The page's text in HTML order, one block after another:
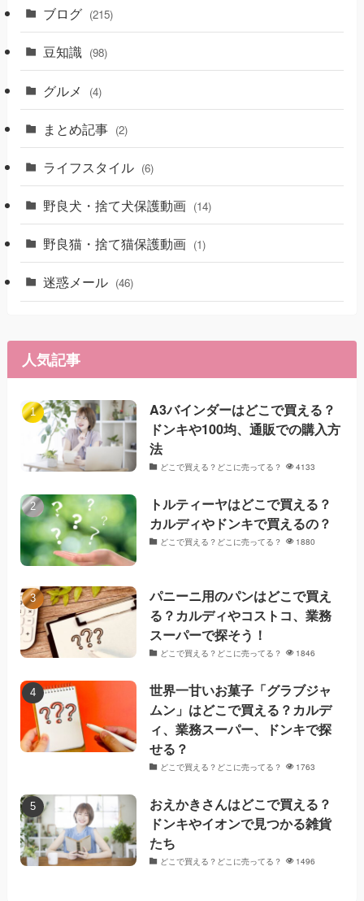
ブログ (215)
豆知識 (98)
グルメ (4)
まとめ記事 (2)
ライフスタイル (6)
野良犬・捨て犬保護動画 (14)
野良猫・捨て猫保護動画 (1)
迷惑メール (46)
人気記事
A3バインダーはどこで買える？
ドンキや100均、通販での購入方
法
どこで買える？どこに売ってる？ 4133
トルティーヤはどこで買える？
カルディやドンキで買えるの？
どこで買える？どこに売ってる？ 1880
パニーニ用のパンはどこで買え
る？カルディやコストコ、業務
スーパーで探そう！
どこで買える？どこに売ってる？ 1846
世界一甘いお菓子「グラブジャ
ムン」はどこで買える？カルデ
ィ、業務スーパー、ドンキで探
せる？
どこで買える？どこに売ってる？ 1763
おえかきさんはどこで買える？
ドンキやイオンで見つかる雑貨
たち
どこで買える？どこに売ってる？ 1496